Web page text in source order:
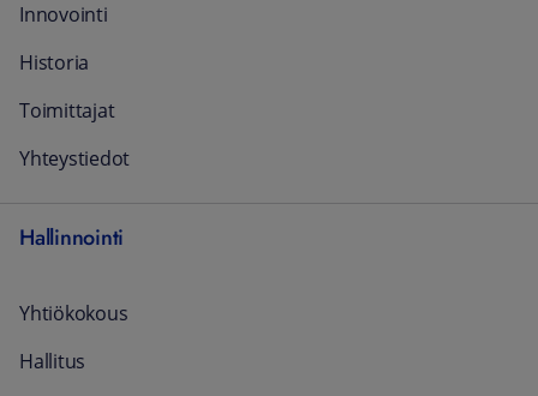
Innovointi
Historia
Toimittajat
Yhteystiedot
Hallinnointi
Yhtiökokous
Hallitus